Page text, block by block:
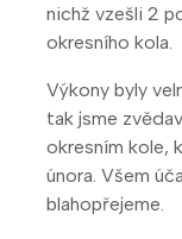
nichž vzešli 2
okresního kola.
Výkony byly
tak jsme
okresním kole,
února. Všem
blahopřejeme.